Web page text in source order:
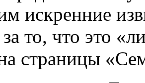
искренние
то, что это
страницы